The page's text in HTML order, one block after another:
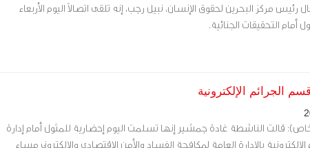
رئيس مركز البحرين لحقوق الإنسان، نبيل رجب، إنه تلقى اتصالاً اليوم الأربعاء
أمام التحقيقات الجنائية.
الجرائم الإلكترونية
قالت الناشطة غادة جمشير إنها تسلمت اليوم إحضارية للمثول أمام إدارة
بالإدارة العامة لمكافحة الفساد والأمن الاقتصادي والإلكتروني مساء